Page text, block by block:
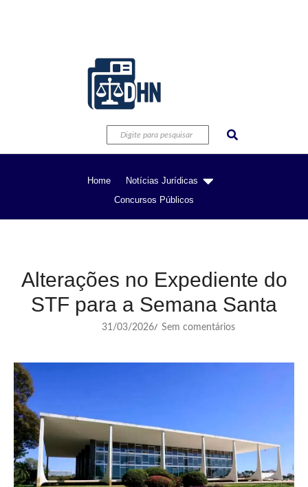
Home
Notícias Jurídicas
Concursos Públicos
Alterações no Expediente do
STF para a Semana Santa
31/03/2026/ Sem comentários